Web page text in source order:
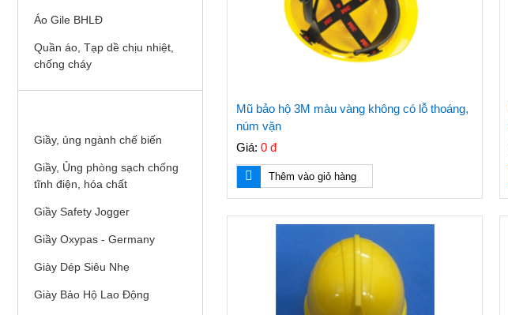
Mũ bảo hộ 3M màu vàng không có lỗ thoáng,
núm vặn
Giá: 0 đ
Thêm vào giỏ hàng
Áo Gile BHLĐ
Quần áo, Tạp dề chịu nhiệt,
chống cháy
Giầy, ủng ngành chế biến
Giầy, Ủng phòng sạch chống
tĩnh điện, hóa chất
Giầy Safety Jogger
Giầy Oxypas - Germany
Giày Dép Siêu Nhẹ
Giày Bảo Hộ Lao Động